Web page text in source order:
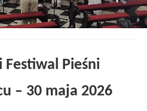
Festiwal Pieśni
– 30 maja 2026